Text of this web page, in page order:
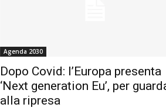
Agenda 2030
Dopo Covid: l’Europa presenta
‘Next generation Eu’, per
alla ripresa